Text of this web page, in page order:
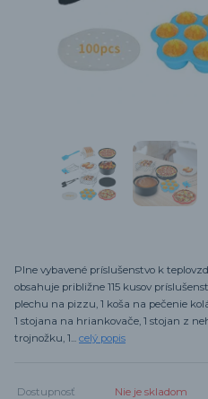
Plne vybavené príslušenstvo k
obsahuje približne 115 kusov
plechu na pizzu, 1 koša na pečenie
1 stojana na hriankovače, 1 stojan z
trojnožku, 1... celý popis
Dostupnosť Nie je skladom